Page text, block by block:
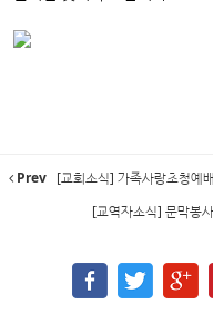
Prev [교회소식] 가족사랑초청예배
[교역자소식] 문막봉